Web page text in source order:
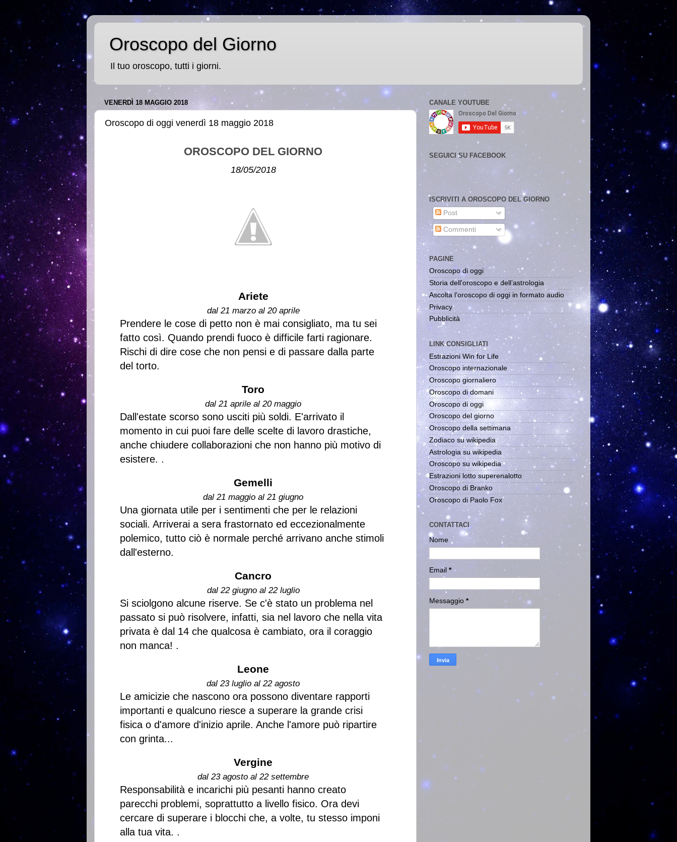
Oroscopo del Giorno
Il tuo oroscopo, tutti i giorni.
VENERDÌ 18 MAGGIO 2018
Oroscopo di oggi venerdì 18 maggio 2018
OROSCOPO DEL GIORNO
18/05/2018
Ariete
dal 21 marzo al 20 aprile
Prendere le cose di petto non è mai consigliato, ma tu sei
fatto così. Quando prendi fuoco è difficile farti ragionare.
Rischi di dire cose che non pensi e di passare dalla parte
del torto.
Toro
dal 21 aprile al 20 maggio
Dall'estate scorso sono usciti più soldi. E'arrivato il
momento in cui puoi fare delle scelte di lavoro drastiche,
anche chiudere collaborazioni che non hanno più motivo di
esistere. .
Gemelli
dal 21 maggio al 21 giugno
Una giornata utile per i sentimenti che per le relazioni
sociali. Arriverai a sera frastornato ed eccezionalmente
polemico, tutto ciò è normale perché arrivano anche stimoli
dall'esterno.
Cancro
dal 22 giugno al 22 luglio
Si sciolgono alcune riserve. Se c'è stato un problema nel
passato si può risolvere, infatti, sia nel lavoro che nella vita
privata è dal 14 che qualcosa è cambiato, ora il coraggio
non manca! .
Leone
dal 23 luglio al 22 agosto
Le amicizie che nascono ora possono diventare rapporti
importanti e qualcuno riesce a superare la grande crisi
fisica o d'amore d'inizio aprile. Anche l'amore può ripartire
con grinta...
Vergine
dal 23 agosto al 22 settembre
Responsabilità e incarichi più pesanti hanno creato
parecchi problemi, soprattutto a livello fisico. Ora devi
cercare di superare i blocchi che, a volte, tu stesso imponi
alla tua vita. .
CANALE YOUTUBE
SEGUICI SU FACEBOOK
ISCRIVITI A OROSCOPO DEL GIORNO
Post
Commenti
PAGINE
Oroscopo di oggi
Storia dell'oroscopo e dell'astrologia
Ascolta l'oroscopo di oggi in formato audio
Privacy
Pubblicità
LINK CONSIGLIATI
Estrazioni Win for Life
Oroscopo internazionale
Oroscopo giornaliero
Oroscopo di domani
Oroscopo di oggi
Oroscopo del giorno
Oroscopo della settimana
Zodiaco su wikipedia
Astrologia su wikipedia
Oroscopo su wikipedia
Estrazioni lotto superenalotto
Oroscopo di Branko
Oroscopo di Paolo Fox
CONTATTACI
Nome
Email *
Messaggio *